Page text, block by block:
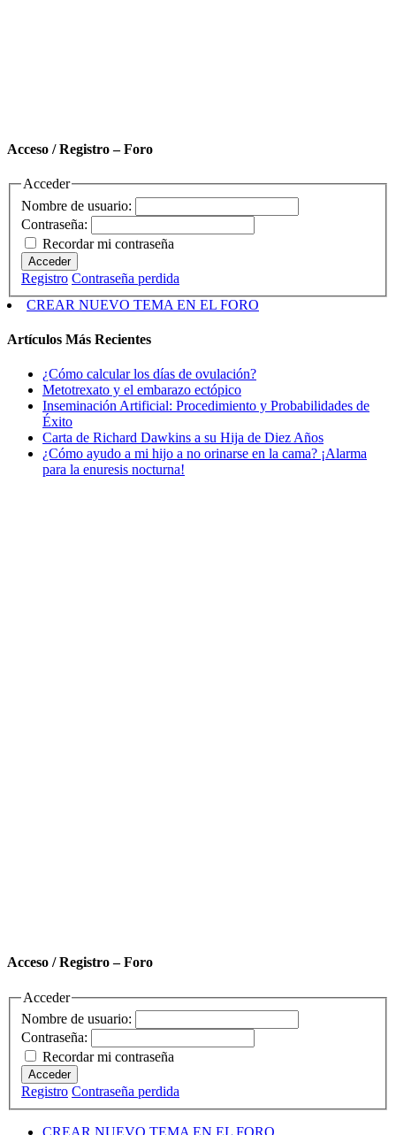
Acceso / Registro – Foro
Acceder
Nombre de usuario:
Contraseña:
Recordar mi contraseña
Acceder
Registro Contraseña perdida
CREAR NUEVO TEMA EN EL FORO
Artículos Más Recientes
¿Cómo calcular los días de ovulación?
Metotrexato y el embarazo ectópico
Inseminación Artificial: Procedimiento y Probabilidades de
Éxito
Carta de Richard Dawkins a su Hija de Diez Años
¿Cómo ayudo a mi hijo a no orinarse en la cama? ¡Alarma
para la enuresis nocturna!
Acceso / Registro – Foro
Acceder
Nombre de usuario:
Contraseña:
Recordar mi contraseña
Acceder
Registro Contraseña perdida